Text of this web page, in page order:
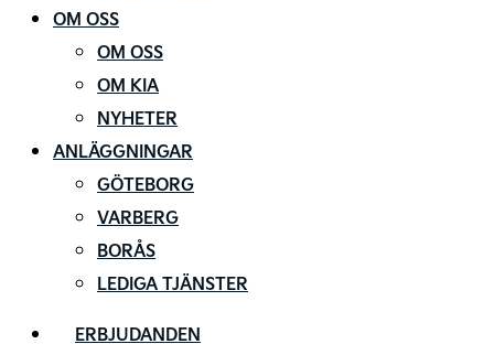
OM OSS
OM OSS
OM KIA
NYHETER
ANLÄGGNINGAR
GÖTEBORG
VARBERG
BORÅS
LEDIGA TJÄNSTER
ERBJUDANDEN